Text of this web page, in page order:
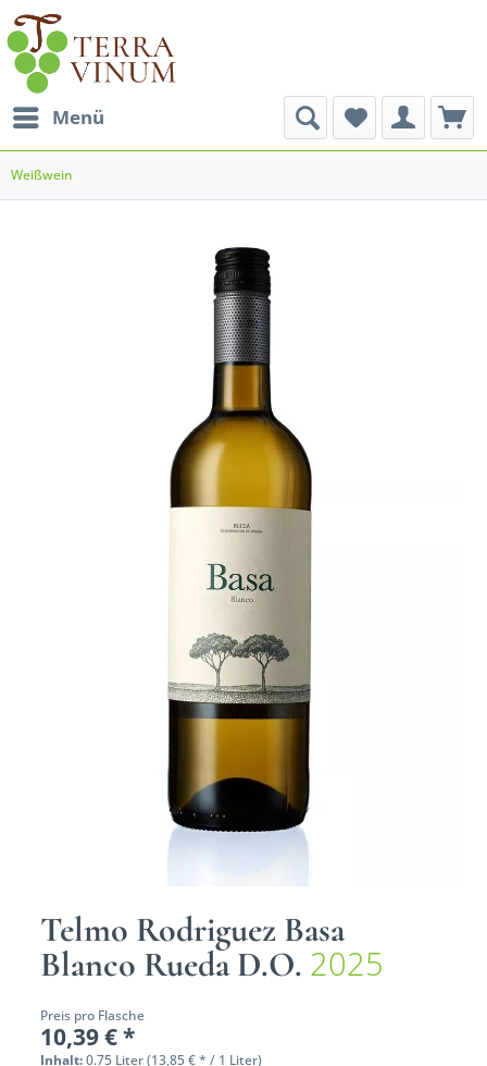
Menü
Weißwein
Telmo Rodriguez Basa
Blanco Rueda D.O. 2025
Preis pro Flasche
10,39 € *
Inhalt:0.75 Liter (13,85 € * / 1 Liter)